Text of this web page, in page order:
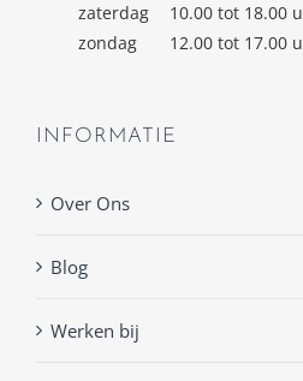
zaterdag
10.00 tot 18.00 u
zondag
12.00 tot 17.00 u
INFORMATIE
Over Ons
Blog
Werken bij